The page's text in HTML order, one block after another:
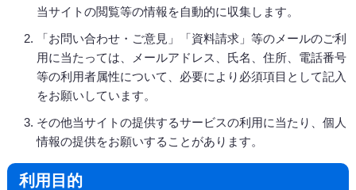
当サイトの閲覧等の情報を自動的に収集します。
「お問い合わせ・ご意見」「資料請求」等のメールのご利
用に当たっては、メールアドレス、氏名、住所、電話番号
等の利用者属性について、必要により必須項目として記入
をお願いしています。
その他当サイトの提供するサービスの利用に当たり、個人
情報の提供をお願いすることがあります。
利用目的